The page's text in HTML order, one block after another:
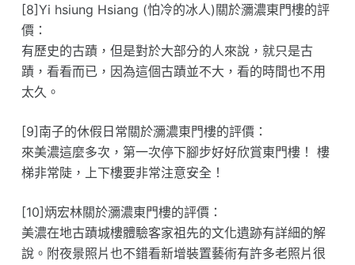
[8]Yi hsiung Hsiang (怕冷的冰人)關於瀰濃東門樓的評
價：
有歷史的古蹟，但是對於大部分的人來說，就只是古
蹟，看看而已，因為這個古蹟並不大，看的時間也不用
太久。
[9]南子的休假日常關於瀰濃東門樓的評價：
來美濃這麼多次，第一次停下腳步好好欣賞東門樓！ 樓
梯非常陡，上下樓要非常注意安全！
[10]炳宏林關於瀰濃東門樓的評價：
美濃在地古蹟城樓體驗客家祖先的文化遺跡有詳細的解
說。附夜景照片也不錯看新增裝置藝術有許多老照片很